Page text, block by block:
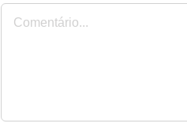
Comentário